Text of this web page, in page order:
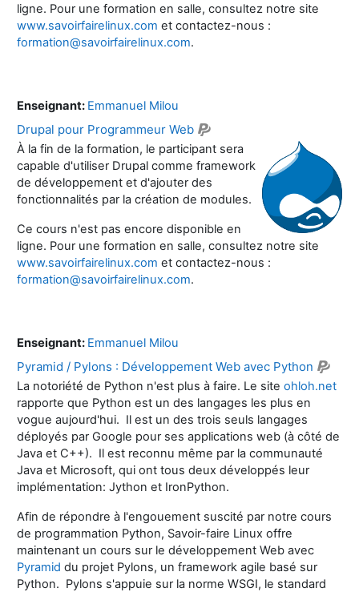
ligne. Pour une formation en salle, consultez notre site
www.savoirfairelinux.com et contactez-nous :
formation@savoirfairelinux.com.
Enseignant: Emmanuel Milou
Drupal pour Programmeur Web
À la fin de la formation, le participant sera
capable d'utiliser Drupal comme framework
de développement et d'ajouter des
fonctionnalités par la création de modules.
Ce cours n'est pas encore disponible en
ligne. Pour une formation en salle, consultez notre site
www.savoirfairelinux.com et contactez-nous :
formation@savoirfairelinux.com.
Enseignant: Emmanuel Milou
Pyramid / Pylons : Développement Web avec Python
La notoriété de Python n'est plus à faire. Le site ohloh.net
rapporte que Python est un des langages les plus en
vogue aujourd'hui. Il est un des trois seuls langages
déployés par Google pour ses applications web (à côté de
Java et C++). Il est reconnu même par la communauté
Java et Microsoft, qui ont tous deux développés leur
implémentation: Jython et IronPython.
Afin de répondre à l'engouement suscité par notre cours
de programmation Python, Savoir-faire Linux offre
maintenant un cours sur le développement Web avec
Pyramid du projet Pylons, un framework agile basé sur
Python. Pylons s'appuie sur la norme WSGI, le standard